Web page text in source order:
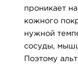
проникает
кожного
нужной
сосуды,
Поэтому